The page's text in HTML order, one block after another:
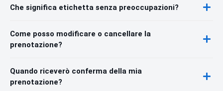
Che significa etichetta senza preoccupazioni?
Come posso modificare o cancellare la
prenotazione?
Quando riceverò conferma della mia
prenotazione?